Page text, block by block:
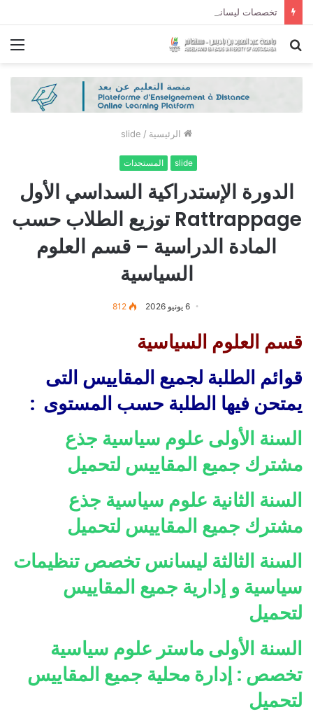
بحث
الرئيسية /
slide
slide المستجدات
الدورة الإستدراكية السداسي الأول
Rattrappage توزيع الطلاب حسب
المادة الدراسية – قسم العلوم
السياسية
6 يونيو 2026 812
قسم العلوم السياسية
قوائم الطلبة لجميع المقاييس التى
يمتحن فيها الطلبة حسب المستوى :
السنة الأولى علوم سياسية جذع
مشترك جميع المقاييس لتحميل
السنة الثانية علوم سياسية جذع
مشترك جميع المقاييس لتحميل
السنة الثالثة ليسانس تخصص تنظيمات
سياسية و إدارية جميع المقاييس
لتحميل
السنة الأولى ماستر علوم سياسية
تخصص : إدارة محلية جميع المقاييس
لتحميل